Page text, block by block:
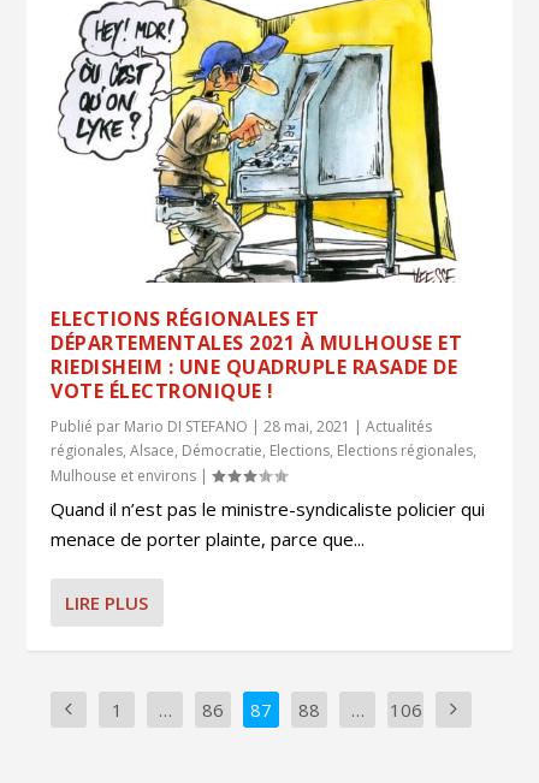
ELECTIONS RÉGIONALES ET
DÉPARTEMENTALES 2021 À MULHOUSE ET
RIEDISHEIM : UNE QUADRUPLE RASADE DE
VOTE ÉLECTRONIQUE !
Publié par Mario DI STEFANO |28 mai, 2021 |Actualités
régionales,Alsace, Démocratie, Elections, Elections régionales,
Mulhouse et environs |
Quand il n’est pas le ministre-syndicaliste policier qui
menace de porter plainte, parce que...
LIRE PLUS
1 … 86 87 88 … 106